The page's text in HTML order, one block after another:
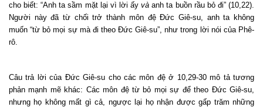
cho biết: “Anh ta sầm mặt lại vì lời ấyvàanh ta buồn rầu bỏ đi” (10,22).
Người này đã từ chối trở thành môn đệ Đức Giê-su, anh ta không
muốn “từ bỏ mọi sự mà đi theo Đức Giê-su”, như trong lời nói của Phê-
rô.
Câu trả lời của Đức Giê-su cho các môn đệ ở 10,29-30 mô tả tương
phản mạnh mẽ khác: Các môn đệ từ bỏ mọi sự để theo Đức Giê-su,
nhưng họ không mất gì cả, ngược lại họ nhận được gấp trăm những